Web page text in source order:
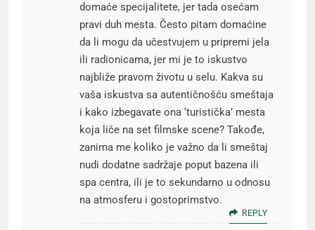
domaće specijalitete, jer tada osećam
pravi duh mesta. Često pitam domaćine
da li mogu da učestvujem u pripremi jela
ili radionicama, jer mi je to iskustvo
najbliže pravom životu u selu. Kakva su
vaša iskustva sa autentičnošću smeštaja
i kako izbegavate ona ‘turistička’ mesta
koja liče na set filmske scene? Takođe,
zanima me koliko je važno da li smeštaj
nudi dodatne sadržaje poput bazena ili
spa centra, ili je to sekundarno u odnosu
na atmosferu i gostoprimstvo.
REPLY